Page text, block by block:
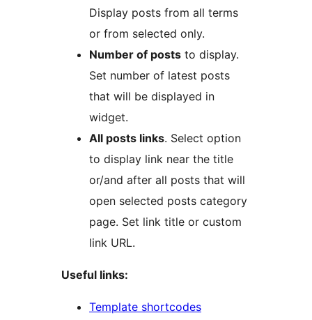
Display posts from all terms
or from selected only.
Number of posts to display.
Set number of latest posts
that will be displayed in
widget.
All posts links. Select option
to display link near the title
or/and after all posts that will
open selected posts category
page. Set link title or custom
link URL.
Useful links:
Template shortcodes